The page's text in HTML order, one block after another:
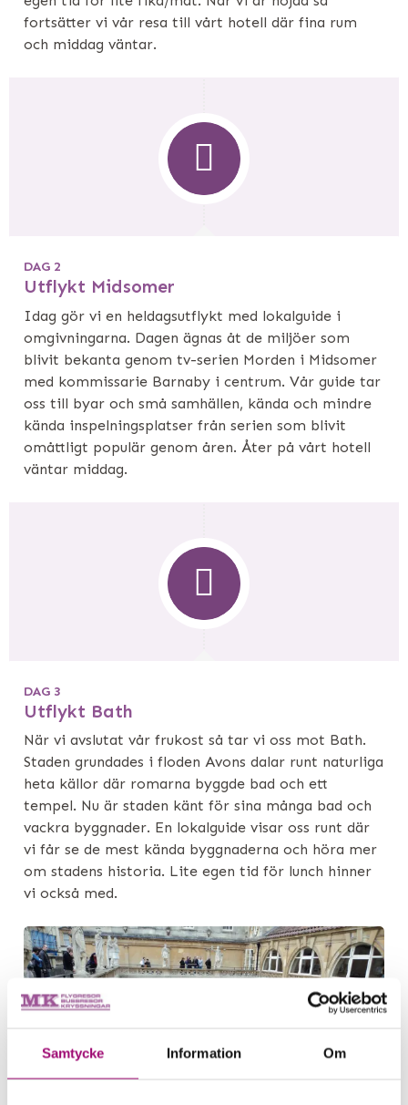
Samtycke Information Om
fortsätter vi vår resa till vårt hotell där fina rum
och middag väntar.
DAG 2
Utflykt Midsomer
Idag gör vi en heldagsutflykt med lokalguide i
omgivningarna. Dagen ägnas åt de miljöer som
blivit bekanta genom tv-serien Morden i Midsomer
med kommissarie Barnaby i centrum. Vår guide tar
oss till byar och små samhällen, kända och mindre
kända inspelningsplatser från serien som blivit
omåttligt populär genom åren. Åter på vårt hotell
väntar middag.
DAG 3
Utflykt Bath
När vi avslutat vår frukost så tar vi oss mot Bath.
Staden grundades i floden Avons dalar runt naturliga
heta källor där romarna byggde bad och ett
tempel. Nu är staden känt för sina många bad och
vackra byggnader. En lokalguide visar oss runt där
vi får se de mest kända byggnaderna och höra mer
om stadens historia. Lite egen tid för lunch hinner
vi också med.